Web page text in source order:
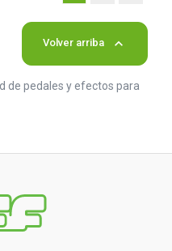
Volver arriba 
de pedales y efectos para